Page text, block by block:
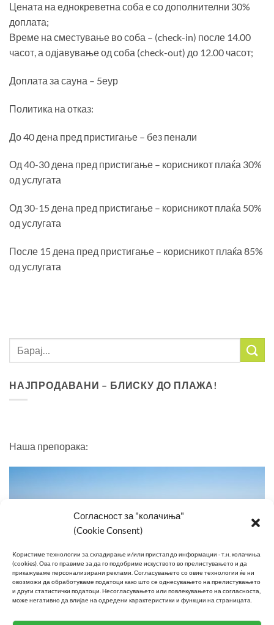
Согласност за "колачиња"
(Cookie Consent)
Kористиме технологии за складирање и/или пристап до информации - т.н. колачиња
(cookies).Ова го правиме за да го подобриме искуството во прелистувањето и да
прикажуваме персонализирани реклами.Согласувањето со овие технологии ќе ни
овозможи да обработуваме податоци како што се однесувањето на прелистувањето
и други статистички податоци.Несогласувањето или повлекувањето на согласноста,
може негативно да влијае на одредени карактеристики и функции на страницата.
Цената на еднокреветна соба е со дополнителни 30%
доплата;
Време на сместување во соба – (check-in) после 14.00
часот, а одјавување од соба (check-out) до 12.00 часот;
Доплата за сауна – 5еур
Политика на отказ:
До 40 дена пред пристигање – без пенали
Од 40-30 дена пред пристигање – корисникот плаќа 30%
од услугата
Од 30-15 дена пред пристигање – корисникот плаќа 50%
од услугата
После 15 дена пред пристигање – корисникот плаќа 85%
од услугата
НАЈПРОДАВАНИ – БЛИСКУ ДО ПЛАЖА!
Наша препорака: